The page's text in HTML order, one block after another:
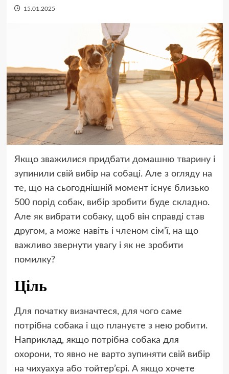
15.01.2025
Якщо зважилися придбати домашню тварину і
зупинили свій вибір на собаці. Але з огляду на
те, що на сьогоднішній момент існує близько
500 порід собак, вибір зробити буде складно.
Але як вибрати собаку, щоб він справді став
другом, а може навіть і членом сім’ї, на що
важливо звернути увагу і як не зробити
помилку?
Ціль
Для початку визначтеся, для чого саме
потрібна собака і що плануєте з нею робити.
Наприклад, якщо потрібна собака для
охорони, то явно не варто зупиняти свій вибір
на чихуахуа або тойтер’єрі. А якщо хочете